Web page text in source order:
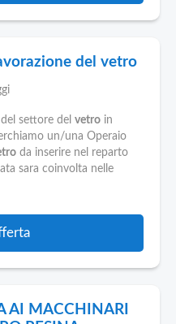
del vetro
settore del vetro in
un/una Operaio
da inserire nel reparto
sara coinvolta nelle
AI MACCHINARI